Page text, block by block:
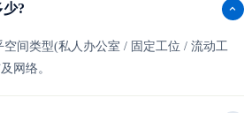
?
空间类型(私人办公室 / 固定工位 / 流动工
网络。